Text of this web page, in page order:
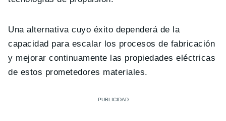
Una alternativa cuyo éxito dependerá de la
capacidad para escalar los procesos de fabricación
y mejorar continuamente las propiedades eléctricas
de estos prometedores materiales.